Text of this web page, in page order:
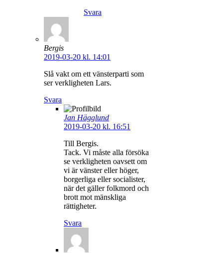
Svara
Bergis
2019-03-20 kl. 14:01
Slå vakt om ett vänsterparti som
ser verkligheten Lars.
Svara
Jan Hägglund
2019-03-20 kl. 16:51
Till Bergis.
Tack. Vi måste alla försöka
se verkligheten oavsett om
vi är vänster eller höger,
borgerliga eller socialister,
när det gäller folkmord och
brott mot mänskliga
rättigheter.
Svara